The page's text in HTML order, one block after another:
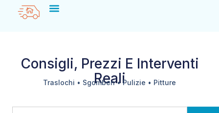
Consigli, Prezzi E Interventi
Reali
Traslochi • Sgomberi • Pulizie • Pitture